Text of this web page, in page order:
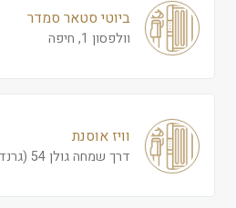
ביוטי סטאר סמדר
וולפסון 1, חיפה
וויז אוסנת
דרך שמחה גולן 54 (גרנד קניון), חיפה